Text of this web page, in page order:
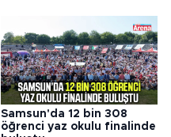
Samsun'da 12 bin 308
öğrenci yaz okulu finalinde